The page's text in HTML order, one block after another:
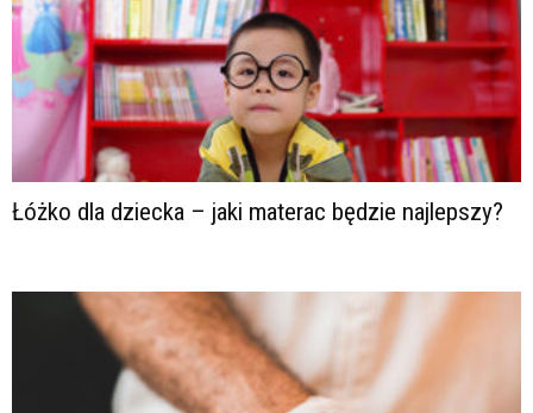
Łóżko dla dziecka – jaki materac będzie najlepszy?